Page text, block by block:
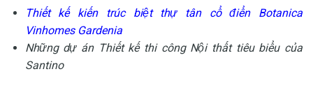
Thiết kế kiến trúc biệt thự tân cổ điển Botanica
Vinhomes Gardenia
Những dự án Thiết kế thi công Nội thất tiêu biểu của
Santino